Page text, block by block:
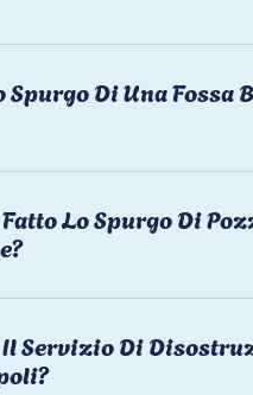
Spurgo Di Una Fossa
Lo Spurgo Di
Il Servizio Di